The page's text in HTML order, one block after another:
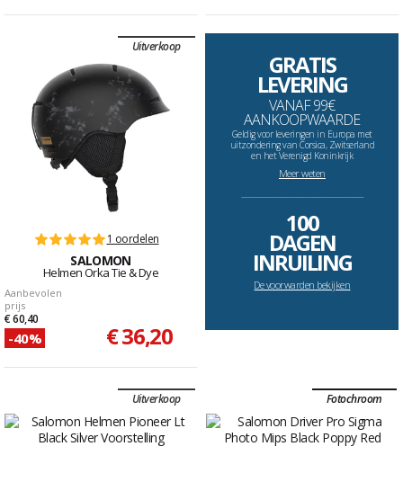
Uitverkoop
1 oordelen
SALOMON
Helmen Orka Tie & Dye
Aanbevolen
prijs
€ 60,40
-40% € 36,20
GRATIS
LEVERING
VANAF 99€
AANKOOPWAARDE
Geldig voor leveringen in Europa met
uitzondering van Corsica, Zwitserland
en het Verenigd Koninkrijk
Meer weten
--------------------------------------------------------------------
100
DAGEN
INRUILING
De voorwarden bekijken
Uitverkoop Fotochroom